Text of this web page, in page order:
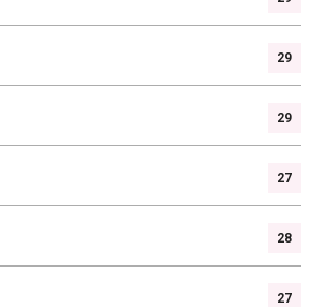
29
29
27
28
27